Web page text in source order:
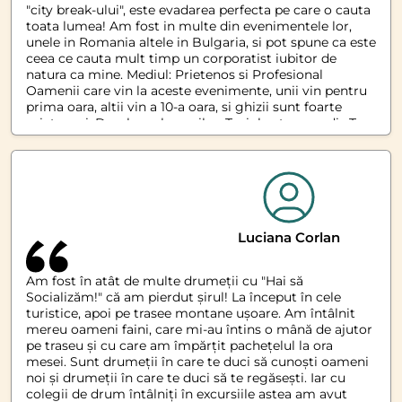
"city break-ului", este evadarea perfecta pe care o cauta
toata lumea! Am fost in multe din evenimentele lor,
unele in Romania altele in Bulgaria, si pot spune ca este
ceea ce cauta mult timp un corporatist iubitor de
natura ca mine. Mediul: Prietenos si Profesional
Oamenii care vin la aceste evenimente, unii vin pentru
prima oara, altii vin a 10-a oara, si ghizii sunt foarte
prietenosi. Derularea lucrurilor: Taxiul catre paradis Te
urci in autocar, te duce in paradis, te lasa acolo sa fi in
extaz, te intoarce inapoi acasa cu nevoia in vene de a
vrea mai mult. Locatiile: Pentru toate mofturile si
varstele Daca vrei natura, se aduce felul principal de
urcat pe munte, asortat cu o priveliste ca in
documentare si ca desert vine o pauza in coltul de rai.
Daca vrei orase sau mic sejur de 3-4 zile, se prepara
bine cele mai alese locatii din anumite orase si se ofera
pe tava alaturi de cei mai buni ghizi pentru a savura o
experienta de neuitat. Pe scurt per ansamblu, indiferent
de nevoile tale de socializare sau evadare pentru a te
destresa, hai sa socializam este alegerea optima care
combina utilul cu placutul si ofera ca rezultat o
experienta utopica.
Luciana Corlan
Am fost în atât de multe drumeții cu "Hai să
Socializăm!" că am pierdut șirul! La început în cele
turistice, apoi pe trasee montane ușoare. Am întâlnit
mereu oameni faini, care mi-au întins o mână de ajutor
pe traseu și cu care am împărțit pachețelul la ora
mesei. Sunt drumeții în care te duci să cunoști oameni
noi și drumeții în care te duci să te regăsești. Iar cu
colegii de drum întâlniți în excursiile astea am avut